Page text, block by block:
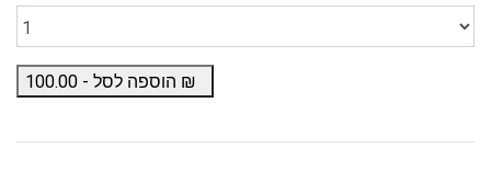
הוספה לסל - 100.00